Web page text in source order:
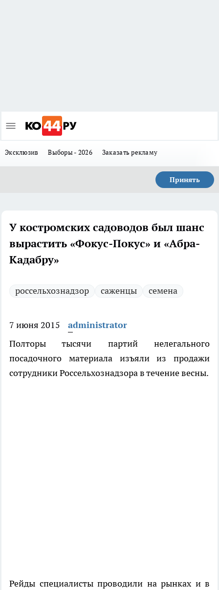
Эксклюзив Выборы - 2026 Заказать рекламу
Принять
У костромских садоводов был шанс
вырастить «Фокус-Покус» и «Абра-
Кадабру»
россельхознадзор саженцы семена
7 июня 2015
administrator
Полторы тысячи партий нелегального
посадочного материала изъяли из продажи
сотрудники Россельхознадзора в течение весны.
Рейды специалисты проводили на рынках и в